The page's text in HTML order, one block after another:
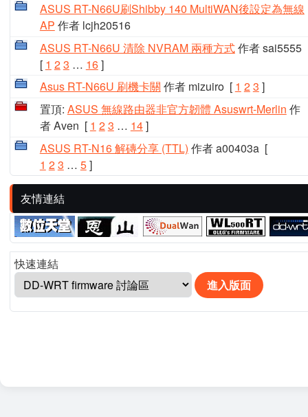
ASUS RT-N66U刷Shibby 140 MultiWAN後設定為無線
AP 作者 lcjh20516
ASUS RT-N66U 清除 NVRAM 兩種方式作者 sai5555
[ 1 23 … 16]
Asus RT-N66U 刷機卡關 作者 mizuiro[ 1 23 ]
置頂: ASUS 無線路由器非官方韌體 Asuswrt-Merlin 作
者 Aven [ 1 23 … 14]
ASUS RT-N16 解磚分享 (TTL) 作者 a00403a[
1 23 … 5]
友情連結
快速連結